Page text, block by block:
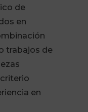
de
en
trabajos de
en